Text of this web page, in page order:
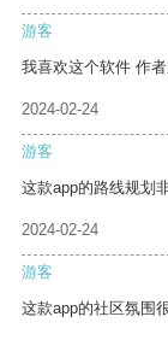
游客
我喜欢这个软件 作
2024-02-24
游客
这款app的路线规划
2024-02-24
游客
这款app的社区氛围